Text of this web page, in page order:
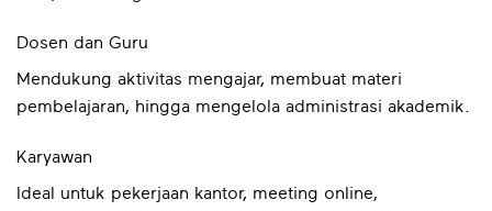
Dosen dan Guru
Mendukung aktivitas mengajar, membuat materi
pembelajaran, hingga mengelola administrasi akademik.
Karyawan
Ideal untuk pekerjaan kantor, meeting online,